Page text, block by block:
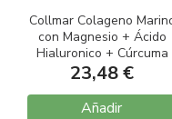
Collmar Colageno
con Magnesio + Ácido
Hialuronico + Cúrcuma
Sabor Limón 300gr
23,48 €
Añadir